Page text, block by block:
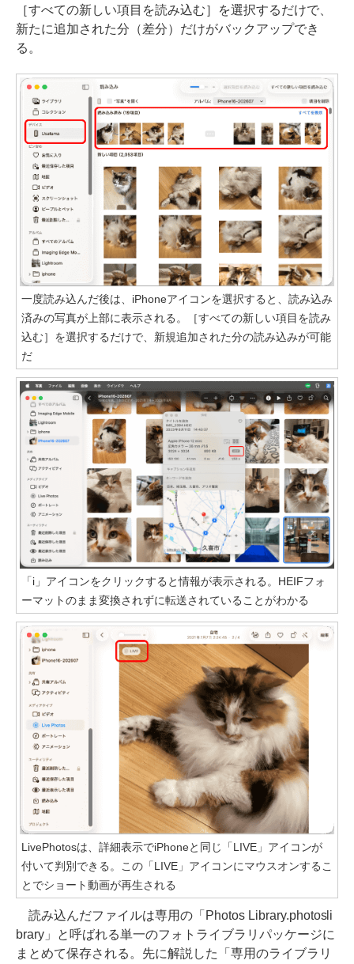
［すべての新しい項目を読み込む］を選択するだけで、
新たに追加された分（差分）だけがバックアップでき
る。
一度読み込んだ後は、iPhoneアイコンを選択すると、読み込み
済みの写真が上部に表示される。［すべての新しい項目を読み
込む］を選択するだけで、新規追加された分の読み込みが可能
だ
「i」アイコンをクリックすると情報が表示される。HEIFフォ
ーマットのまま変換されずに転送されていることがわかる
LivePhotosは、詳細表示でiPhoneと同じ「LIVE」アイコンが
付いて判別できる。この「LIVE」アイコンにマウスオンするこ
とでショート動画が再生される
読み込んだファイルは専用の「Photos Library.photosli
brary」と呼ばれる単一のフォトライブラリパッケージに
まとめて保存される。先に解説した「専用のライブラリ